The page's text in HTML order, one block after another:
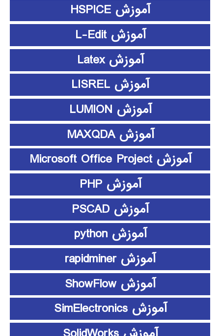
آموزش HSPICE
آموزش L-Edit
آموزش Latex
آموزش LISREL
آموزش LUMION
آموزش MAXQDA
آموزش Microsoft Office Project
آموزش PHP
آموزش PSCAD
آموزش python
آموزش rapidminer
آموزش ShowFlow
آموزش SimElectronics